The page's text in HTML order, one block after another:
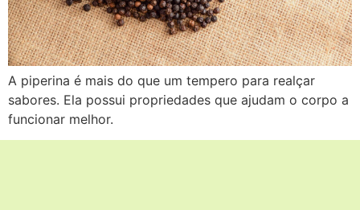
A piperina é mais do que um tempero para realçar
sabores. Ela possui propriedades que ajudam o corpo a
funcionar melhor.